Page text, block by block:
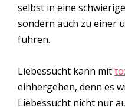
selbst in eine
sondern auch zu einer
führen.
Liebessucht kann mit
einhergehen, denn es
Liebessucht nicht nur